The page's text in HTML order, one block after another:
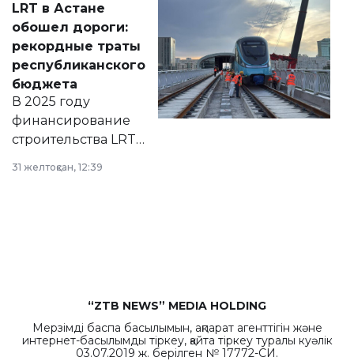
документ
появился в базе
нормативных
правовых актов и
на сайте маслихат
города.
LRT в Астане
обошел дороги:
рекордные траты
республиканского
бюджета
В 2025 году
финансирование
строительства LRT
республиканского
31 желтоқсан, 12:39
“ZTB NEWS” MEDIA HOLDING
Мерзімді баспа басылымын, ақпарат агенттігін және
интернет-басылымды тіркеу, қайта тіркеу туралы куәлік
03.07.2019 ж. берілген № 17772-СИ.